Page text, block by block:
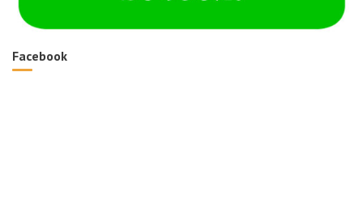
Facebook